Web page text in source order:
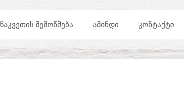
ᲜᲐᲙᲕᲔᲗᲘᲡ ᲨᲔᲛᲝᲬᲛᲔᲑᲐ ᲐᲛᲘᲜᲓᲘ ᲙᲝᲜᲢᲐᲥᲢᲘ